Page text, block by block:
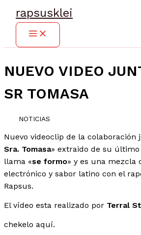
contenido
rapsusklei
NUEVO VIDEO
SR TOMASA
NOTICIAS
Nuevo videoclip de la colaboración
Sra. Tomasa» extraido de su
llama «se formo» y es una mezcla
electrónico y sabor latino con el
Rapsus.
El vídeo esta realizado por Terral
chekelo aquí.